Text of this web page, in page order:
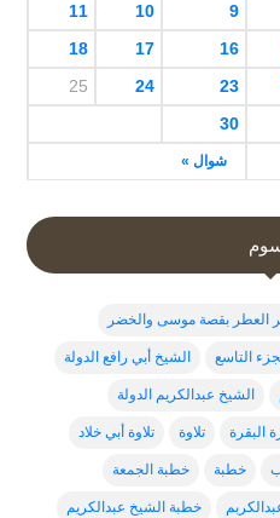
شوال »
9
10
11
16
17
18
23
24
25
30
العطر بقصة موسى والخضر
التاسع الشيخ أبي رافع الدولة
الشيخ عبدالكريم الدولة
البقرة تلاوة تلاوة أبي خلاد
خطبة خطبة الجمعة
خطبة الشيخ عبدالكريم